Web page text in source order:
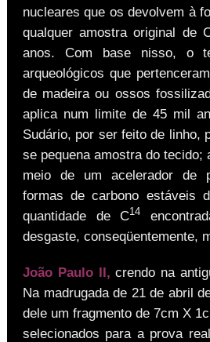
nucleares que os devolvem à
qualquer amostra original de
anos. Com base nisso, o
arqueológicos que
de madeira ou ossos
aplica num limite de 45 mil
Sudário, por ser feito de linho,
se pequena amostra do
meio de um acelerador de
formas de carbono estáveis
quantidade de C14
desgaste, conseqüentemente,
João Paulo II, crendo na
Na madrugada de 21 de abril
dele um fragmento de 7cm X
selecionados para a prova